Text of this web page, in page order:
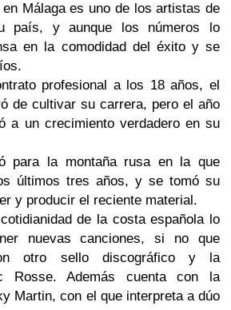
Málaga es uno de los artistas de
país, y aunque los números lo
en la comodidad del éxito y se
profesional a los 18 años, el
de cultivar su carrera, pero el año
a un crecimiento verdadero en su
para la montaña rusa en la que
últimos tres años, y se tomó su
y producir el reciente material.
de la costa española lo
nuevas canciones, si no que
otro sello discográfico y la
Rosse. Además cuenta con la
Martin, con el que interpreta a dúo